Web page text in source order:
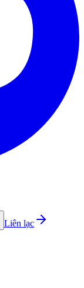
Liên lạc